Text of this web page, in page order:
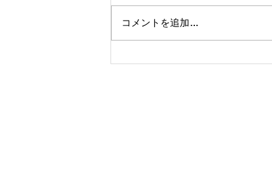
コメントを追加…